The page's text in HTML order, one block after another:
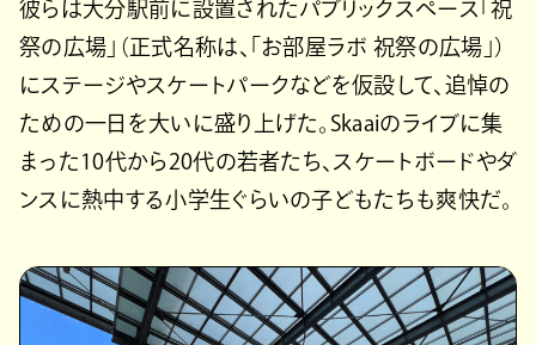
彼らは大分駅前に設置されたパブリックスペース「祝
祭の広場」（正式名称は、「お部屋ラボ 祝祭の広場」）
にステージやスケートパークなどを仮設して、追悼の
ための一日を大いに盛り上げた。Skaaiのライブに集
まった10代から20代の若者たち、スケートボードやダ
ンスに熱中する小学生ぐらいの子どもたちも爽快だ。